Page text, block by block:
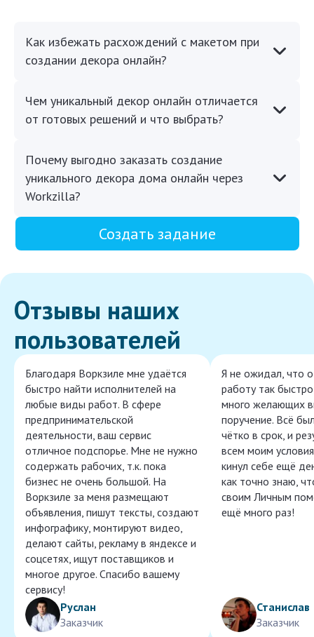
Как избежать расхождений с макетом при
создании декора онлайн?
Чем уникальный декор онлайн отличается
от готовых решений и что выбрать?
Почему выгодно заказать создание
уникального декора дома онлайн через
Workzilla?
Создать задание
Отзывы наших
пользователей
Благодаря Воркзиле мне удаётся
быстро найти исполнителей на
любые виды работ. В сфере
предпринимательской
деятельности, ваш сервис
отличное подспорье. Мне не нужно
содержать рабочих, т.к. пока
бизнес не очень большой. На
Воркзиле за меня размещают
объявления, пишут тексты, создают
инфографику, монтируют видео,
делают сайты, рекламу в яндексе и
соцсетях, ищут поставщиков и
многое другое. Спасибо вашему
сервису!
Руслан
Заказчик
Я не ожидал, что
работу так
много желающих
поручение. Всё
чётко в срок, и
всем моим
кинул себе ещё
как точно знаю,
своим Личным
ещё много раз!
Станислав
Заказчик